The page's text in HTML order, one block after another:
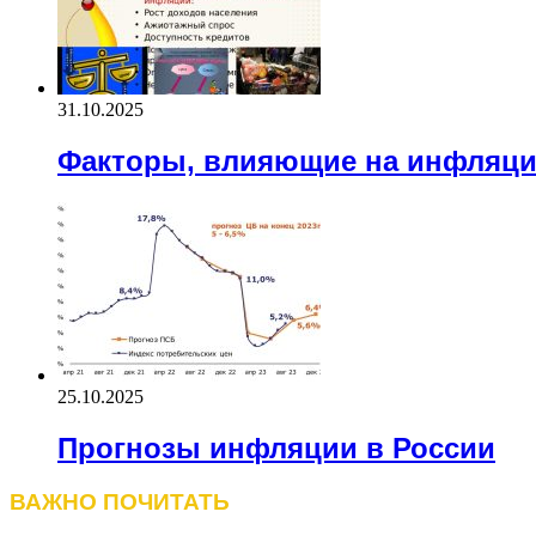
31.10.2025
Факторы, влияющие на
25.10.2025
Прогнозы инфляции в России
ВАЖНО ПОЧИТАТЬ